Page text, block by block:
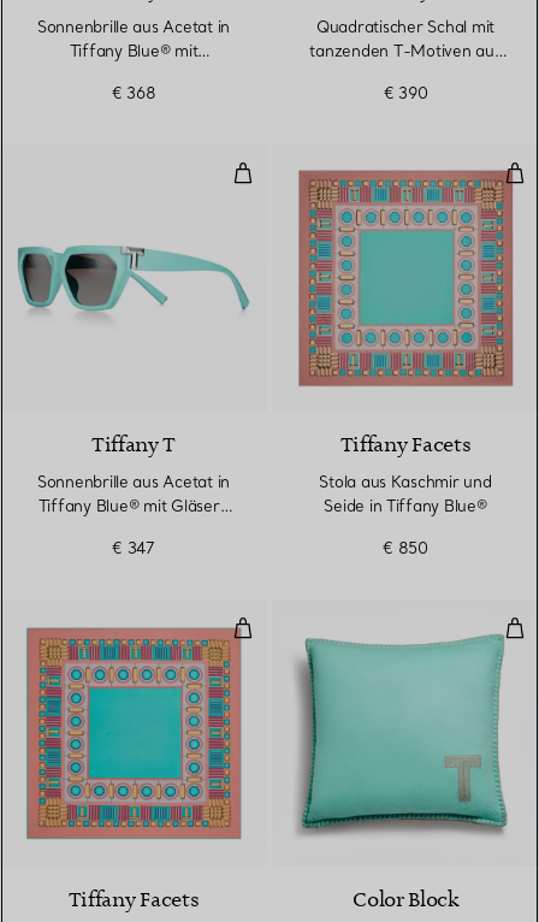
Sonnenbrille aus Acetat in
Tiffany Blue® mit
€ 368
Quadratischer Schal mit
tanzenden T-Motiven aus
€ 390
Sonnenbrille aus Acetat in
2 Farben
Tiffany T
Sonnenbrille aus Acetat in
Tiffany Blue® mit Gläsern
€ 347
Tiffany Facets
Stola aus Kaschmir und
Seide in Tiffany Blue®
€ 850
Quadratischer Schal aus Seide
4 Farben
Tiffany Facets Color Block